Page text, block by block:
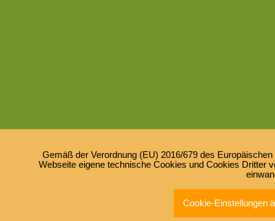
Gemäß der Verordnung (EU) 2016/679 des
Webseite eigene technische Cookies und Cookies Dritter
Cookie-Einstellungen